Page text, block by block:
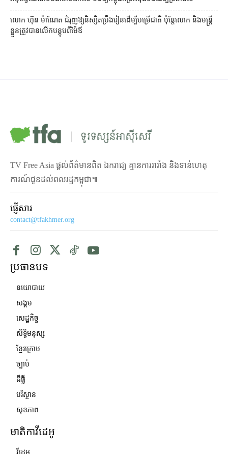
លោក ហ៊ុន ម៉ាណែត ជំរុញ​ឱ្យ​និស្សិត​ប្រឹងរៀន​ដើម្បី​បម្រើ​ជាតិ ប៉ុន្តែ​លោក និង​មន្ត្រី​​
ខ្លួន​ត្រូវ​បាន​លើក​បន្តុប​ពី​ម៉ែឪ
TV Free Asia ផ្ដល់ព័ត៌មានពិត ឯករាជ្យ គ្មានការរារាំង និងទាន់ហេតុ
ការណ៍ជូនដល់ពលរដ្ឋកម្ពុជា៕
ផ្ញើសារ
contact@tfakhmer.org
ប្រធានបទ
នយោបាយ
សង្គម
សេដ្ឋកិច្ច
សិទ្ធិមនុស្ស
ខ្មែរក្រោម
ច្បាប់
ដីធ្លី
បរិស្ថាន
សុខភាព
មាតិកាវីដេអូ